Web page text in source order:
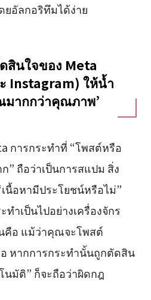
ยอัลกอริทึมได้ง่าย
สินใจของ Meta
Instagram) ให้น้ำ
ากกว่าคุณภาพ’
การกระทำที่ “โพสต์หรือ
” ถือว่าเป็นการสแปม สิ่ง
นื้อหามีประโยชน์หรือไม่”
ำเป็นไปอย่างเครื่องจักร
คือ แม้ว่าคุณจะโพสต์
หากการกระทำนั้นถูกตัดสิน
นมัติ” ก็จะถือว่าผิดกฎ